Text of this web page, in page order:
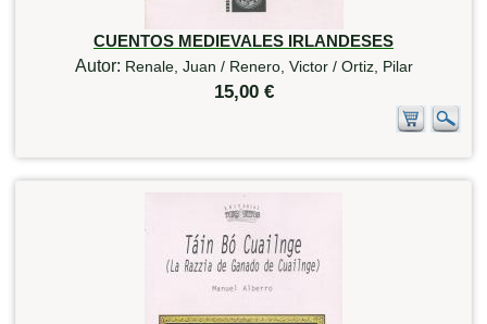
CUENTOS MEDIEVALES IRLANDESES
Autor: Renale, Juan / Renero, Victor / Ortiz, Pilar
15,00 €